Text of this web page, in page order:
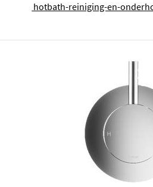
hotbath-reiniging-en-